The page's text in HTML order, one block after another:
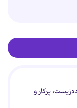
پرکار و